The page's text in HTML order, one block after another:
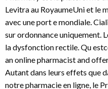
Levitra au RoyaumeUni et le
avec une port e mondiale.
sur ordonnance uniquement.
la dysfonction rectile. Qu
an online pharmacist and
Autant dans leurs effets que
notre pharmacie en ligne, le